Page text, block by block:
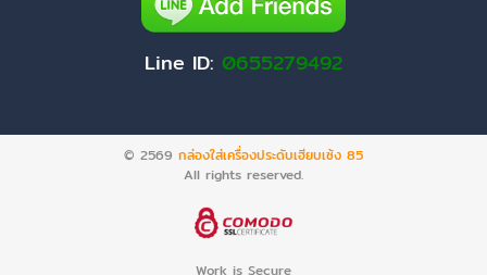
Line ID: 0655279492
© 2569 กล่องใส่เครื่องประดับเฮียบเซ้ง 85
All rights reserved.
Work is Secure